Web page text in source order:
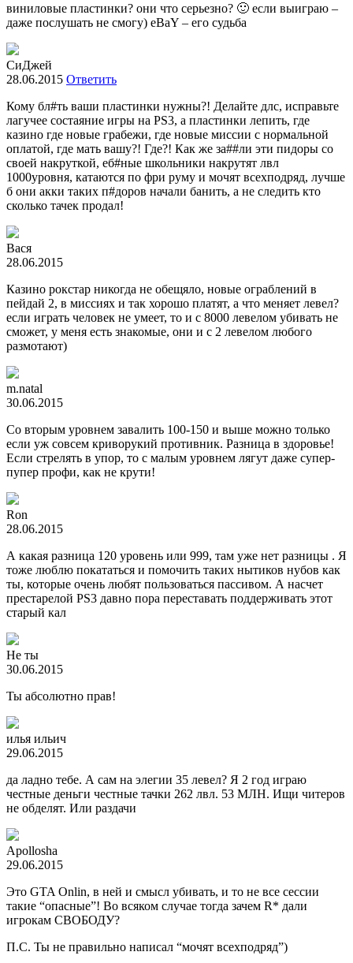
виниловые пластинки? они что серьезно? 🙂 если выиграю –
даже послушать не смогу) eBaY – его судьба
СиДжей
28.06.2015 Ответить
Кому бл#ть ваши пластинки нужны?! Делайте длс, исправьте
лагучее состаяние игры на PS3, а пластинки лепить, где
казино где новые грабежи, где новые миссии с нормальной
оплатой, где мать вашу?! Где?! Как же за##ли эти пидоры со
своей накруткой, еб#ные школьники накрутят лвл
1000уровня, катаются по фри руму и мочят всехподряд, лучше
б они акки таких п#доров начали банить, а не следить кто
сколько тачек продал!
Вася
28.06.2015
Казино рокстар никогда не обещяло, новые ограблений в
пейдай 2, в миссиях и так хорошо платят, а что меняет левел?
если играть человек не умеет, то и с 8000 левелом убивать не
сможет, у меня есть знакомые, они и с 2 левелом любого
размотают)
m.natal
30.06.2015
Со вторым уровнем завалить 100-150 и выше можно только
если уж совсем криворукий противник. Разница в здоровье!
Если стрелять в упор, то с малым уровнем лягут даже супер-
пупер профи, как не крути!
Ron
28.06.2015
А какая разница 120 уровень или 999, там уже нет разницы . Я
тоже люблю покататься и помочить таких нытиков нубов как
ты, которые очень любят пользоваться пассивом. А насчет
престарелой PS3 давно пора переставать поддерживать этот
старый кал
Не ты
30.06.2015
Ты абсолютно прав!
илья ильич
29.06.2015
да ладно тебе. А сам на элегии 35 левел? Я 2 год играю
честные деньги честные тачки 262 лвл. 53 МЛН. Ищи читеров
не обделят. Или раздачи
Apollosha
29.06.2015
Это GTA Onlin, в ней и смысл убивать, и то не все сессии
такие “опасные”! Во всяком случае тогда зачем R* дали
игрокам СВОБОДУ?
П.С. Ты не правильно написал “мочят всехподряд”)